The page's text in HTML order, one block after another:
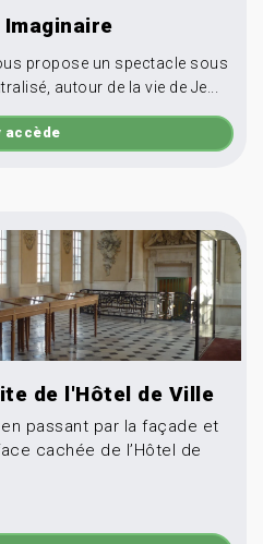
propose un spectacle sous
autour de la vie de Je...
accède
de l'Hôtel de Ville
passant par la façade et
cachée de l’Hôtel de